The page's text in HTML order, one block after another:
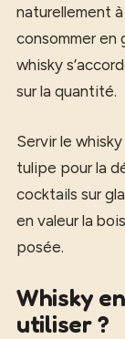
naturellement
consommer en
whisky
sur la quantité.
Servir le
tulipe pour la
cocktails sur
en valeur la
posée.
Whisky
utiliser ?